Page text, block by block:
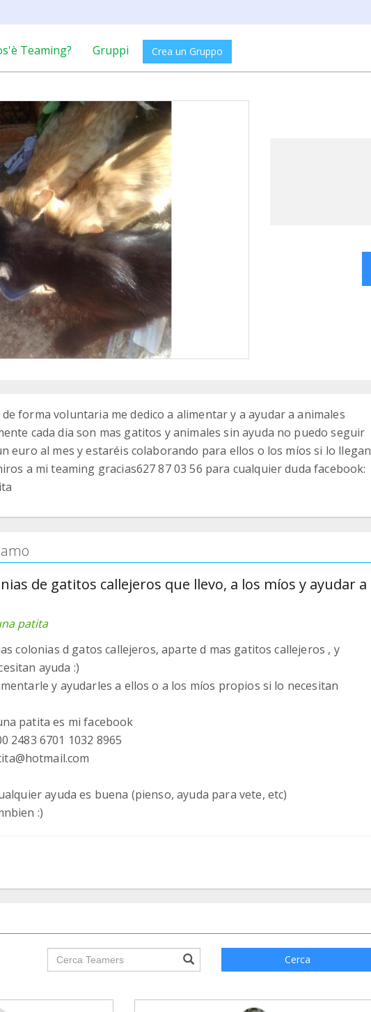
Teaming? Gruppi Crea un Gruppo
forma voluntaria me dedico a alimentar y a ayudar a animales
cada dia son mas gatitos y animales sin ayuda no puedo seguir
euro al mes y estaréis colaborando para ellos o los míos si lo llegan
a mi teaming gracias627 87 03 56 para cualquier duda facebook:
de gatitos callejeros que llevo, a los míos y ayudar a
patita
colonias d gatos callejeros, aparte d mas gatitos callejeros , y
ayuda :)
y ayudarles a ellos o a los míos propios si lo necesitan
patita es mi facebook
2483 6701 1032 8965
ayuda es buena (pienso, ayuda para vete, etc)
:)
groupProfile.searchForm.search.text??? Cerca